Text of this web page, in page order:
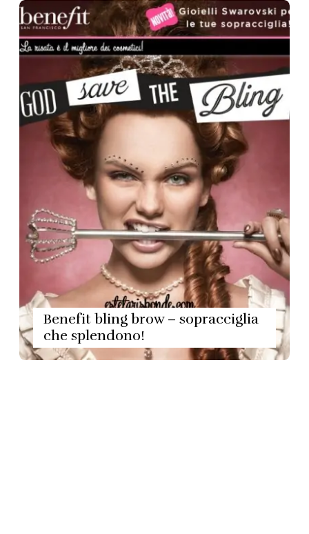
Benefit bling brow – sopracciglia
che splendono!